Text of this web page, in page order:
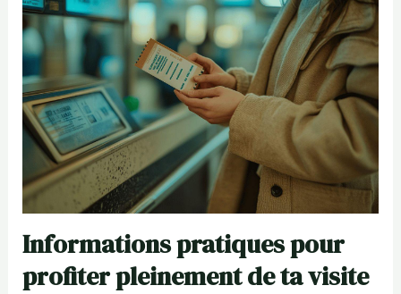
Informations pratiques pour
profiter pleinement de ta visite